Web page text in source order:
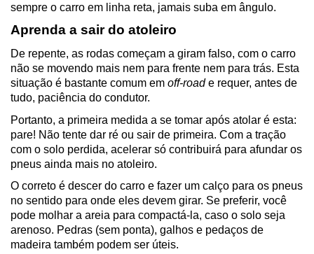
sempre o carro em linha reta, jamais suba em ângulo.
Aprenda a sair do atoleiro
De repente, as rodas começam a giram falso, com o carro
não se movendo mais nem para frente nem para trás. Esta
situação é bastante comum em off-road e requer, antes de
tudo, paciência do condutor.
Portanto, a primeira medida a se tomar após atolar é esta:
pare! Não tente dar ré ou sair de primeira. Com a tração
com o solo perdida, acelerar só contribuirá para afundar os
pneus ainda mais no atoleiro.
O correto é descer do carro e fazer um calço para os pneus
no sentido para onde eles devem girar. Se preferir, você
pode molhar a areia para compactá-la, caso o solo seja
arenoso. Pedras (sem ponta), galhos e pedaços de
madeira também podem ser úteis.